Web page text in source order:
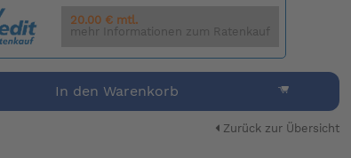
20.00 € mtl.
mehr Informationen zum Ratenkauf
In den Warenkorb
Zurück zur Übersicht